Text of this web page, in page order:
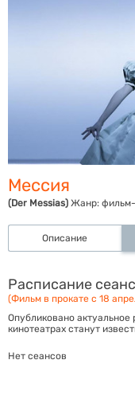
Мессия
(Der Messias) Жанр: фильм-
Описание
Расписание
(Фильм в прокате с 18
Опубликовано
кинотеатрах станут
Нет сеансов